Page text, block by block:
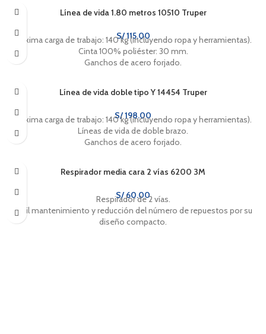
Línea de vida 1.80 metros 10510 Truper
S/115.00
Máxima carga de trabajo: 140 kg (incluyendo ropa y herramientas).
Cinta 100% poliéster: 30 mm.
Ganchos de acero forjado.
Línea de vida doble tipo Y 14454 Truper
S/198.00
Máxima carga de trabajo: 140 kg (incluyendo ropa y herramientas).
Líneas de vida de doble brazo.
Ganchos de acero forjado.
Respirador media cara 2 vías 6200 3M
S/60.00
Respirador de 2 vías.
Fácil mantenimiento y reducción del número de repuestos por su
diseño compacto.